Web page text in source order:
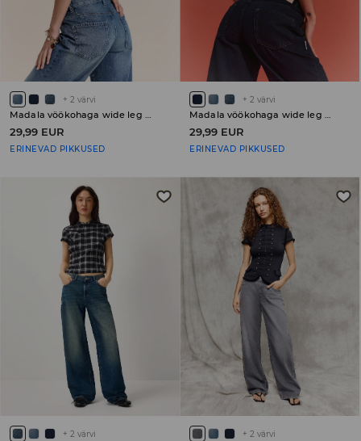
+ 2 värvi
29,99 EUR
ERINEVAD PIKKUSED
+ 2 värvi
29,99 EUR
ERINEVAD PIKKUSED
+ 2 värvi + 2 värvi